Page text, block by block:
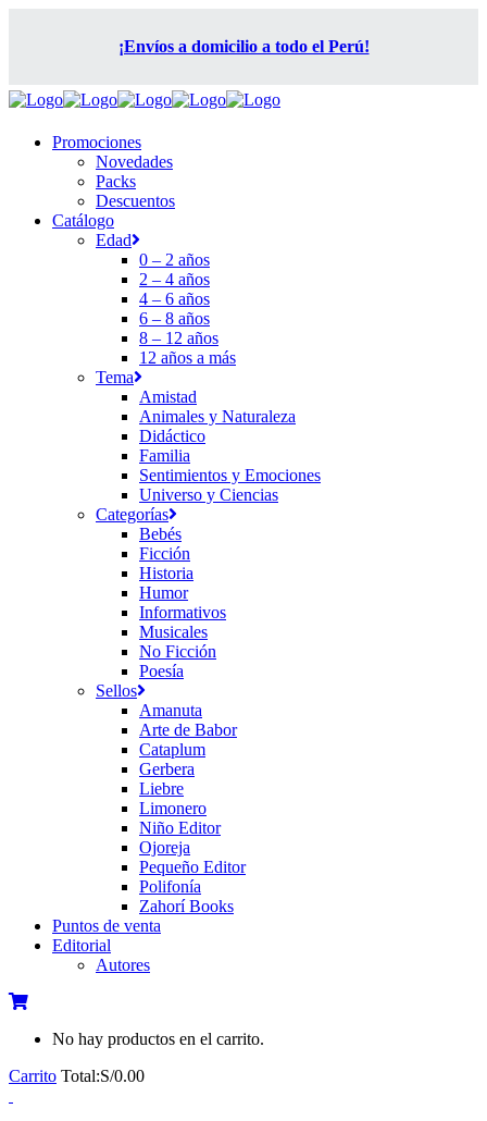
¡Envíos a domicilio a todo el Perú!
Promociones
Novedades
Packs
Descuentos
Catálogo
Edad
0 – 2 años
2 – 4 años
4 – 6 años
6 – 8 años
8 – 12 años
12 años a más
Tema
Amistad
Animales y Naturaleza
Didáctico
Familia
Sentimientos y Emociones
Universo y Ciencias
Categorías
Bebés
Ficción
Historia
Humor
Informativos
Musicales
No Ficción
Poesía
Sellos
Amanuta
Arte de Babor
Cataplum
Gerbera
Liebre
Limonero
Niño Editor
Ojoreja
Pequeño Editor
Polifonía
Zahorí Books
Puntos de venta
Editorial
Autores
No hay productos en el carrito.
Carrito Total:S/0.00